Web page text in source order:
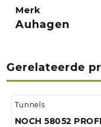
Merk
Auhagen
Gerelateerde
Tunnels
NOCH 58052